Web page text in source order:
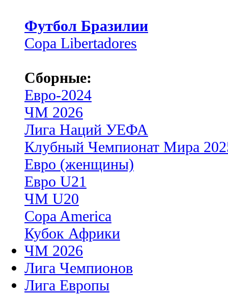
Футбол Бразилии
Copa Libertadores
Сборные:
Евро-2024
ЧМ 2026
Лига Наций УЕФА
Клубный Чемпионат Мира
Евро (женщины)
Евро U21
ЧМ U20
Copa America
Кубок Африки
ЧМ 2026
Лига Чемпионов
Лига Европы